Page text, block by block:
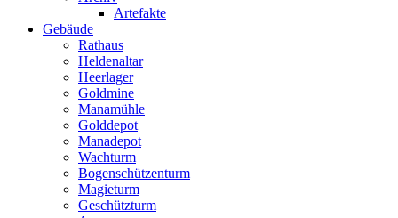
Artefakte
Gebäude
Rathaus
Heldenaltar
Heerlager
Goldmine
Manamühle
Golddepot
Manadepot
Wachturm
Bogenschützenturm
Magieturm
Geschützturm